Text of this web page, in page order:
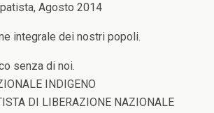
Agosto 2014
integrale dei nostri popoli.
senza di noi.
INDIGENO
DI LIBERAZIONE NAZIONALE